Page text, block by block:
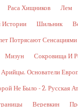
Раса Хищников Лем
Истории Шильник
Потрясают Сенсациями
Мизун Сокровища И
Арийцы. Основатели
Не Было - 2. Русская
Веревкин